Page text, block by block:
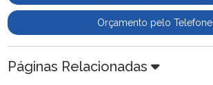
Orçamento pelo Telefone
Páginas Relacionadas